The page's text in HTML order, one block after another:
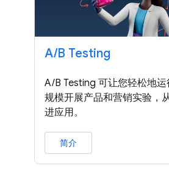
A/B Testing
A/B Testing 可让您轻松地
规模开展产品和营销实验，
进应用。
简介